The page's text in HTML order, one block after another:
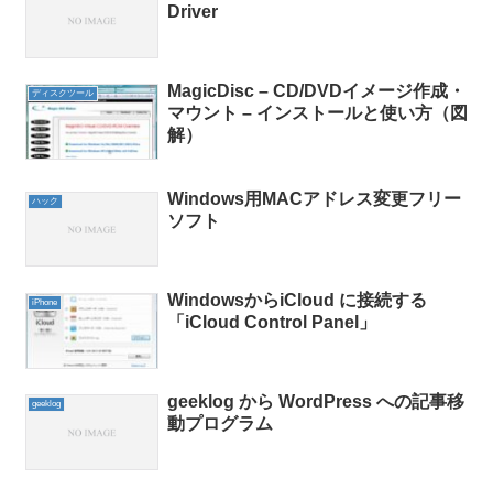
Driver
ディスクツール
MagicDisc – CD/DVDイメージ作成・
マウント – インストールと使い方（図
解）
ハック
Windows用MACアドレス変更フリー
ソフト
iPhone
WindowsからiCloud に接続する
「iCloud Control Panel」
geeklog
geeklog から WordPress への記事移
動プログラム